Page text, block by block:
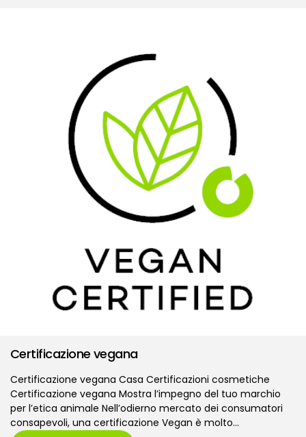
Certificazione vegana
Certificazione vegana Casa Certificazioni cosmetiche
Certificazione vegana Mostra l’impegno del tuo marchio
per l’etica animale Nell’odierno mercato dei consumatori
consapevoli, una certificazione Vegan è molto…